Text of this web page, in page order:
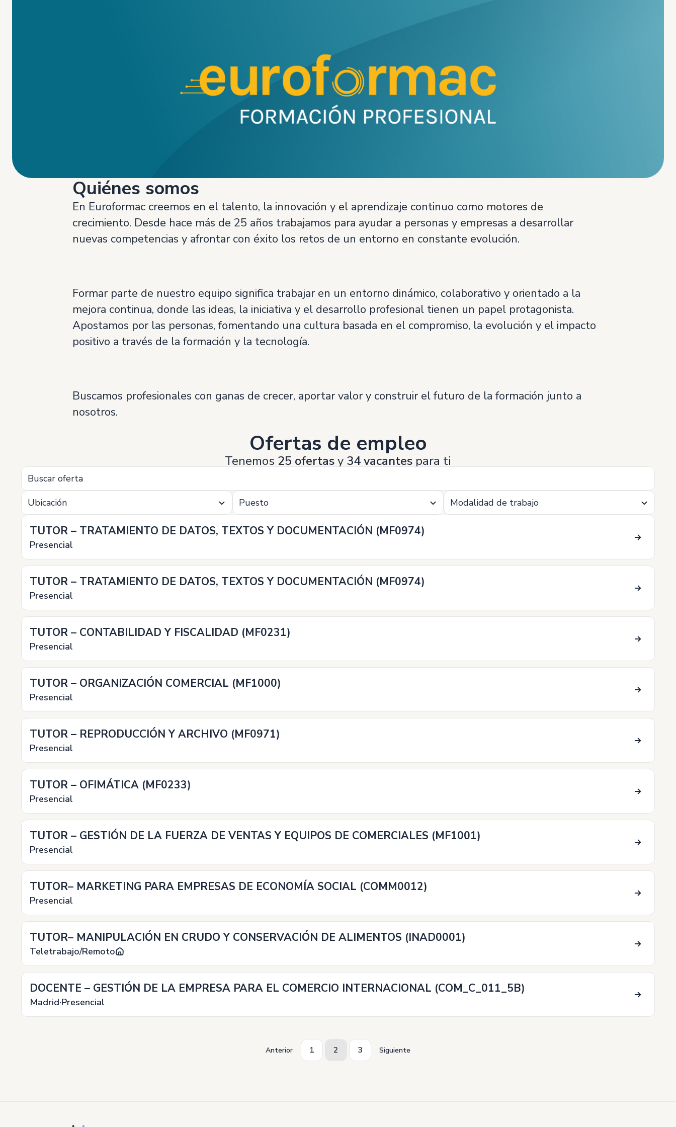
Quiénes somos
En Euroformac creemos en el talento, la innovación y el aprendizaje continuo como motores de
crecimiento. Desde hace más de 25 años trabajamos para ayudar a personas y empresas a desarrollar
nuevas competencias y afrontar con éxito los retos de un entorno en constante evolución.
Formar parte de nuestro equipo significa trabajar en un entorno dinámico, colaborativo y orientado a la
mejora continua, donde las ideas, la iniciativa y el desarrollo profesional tienen un papel protagonista.
Apostamos por las personas, fomentando una cultura basada en el compromiso, la evolución y el impacto
positivo a través de la formación y la tecnología.
Buscamos profesionales con ganas de crecer, aportar valor y construir el futuro de la formación junto a
nosotros.
Ofertas de empleo
Tenemos 25 ofertasy 34 vacantes para ti
Ubicación Puesto Modalidad de trabajo
TUTOR – TRATAMIENTO DE DATOS, TEXTOS Y DOCUMENTACIÓN (MF0974)
Presencial
TUTOR – TRATAMIENTO DE DATOS, TEXTOS Y DOCUMENTACIÓN (MF0974)
Presencial
TUTOR – CONTABILIDAD Y FISCALIDAD (MF0231)
Presencial
TUTOR – ORGANIZACIÓN COMERCIAL (MF1000)
Presencial
TUTOR – REPRODUCCIÓN Y ARCHIVO (MF0971)
Presencial
TUTOR – OFIMÁTICA (MF0233)
Presencial
TUTOR – GESTIÓN DE LA FUERZA DE VENTAS Y EQUIPOS DE COMERCIALES (MF1001)
Presencial
TUTOR– MARKETING PARA EMPRESAS DE ECONOMÍA SOCIAL (COMM0012)
Presencial
TUTOR– MANIPULACIÓN EN CRUDO Y CONSERVACIÓN DE ALIMENTOS (INAD0001)
Teletrabajo/Remoto
DOCENTE – GESTIÓN DE LA EMPRESA PARA EL COMERCIO INTERNACIONAL (COM_C_011_5B)
Madrid Presencial
Anterior 1 2 3 Siguiente